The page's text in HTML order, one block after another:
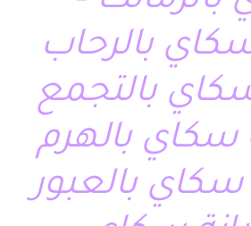
بالرحاب
بالتجمع
سكاي بالهرم
بالعبور